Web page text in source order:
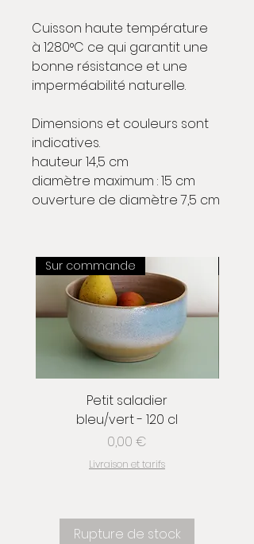
Cuisson haute température
à 1280°C ce qui garantit une
bonne résistance et une
imperméabilité naturelle.
Dimensions et couleurs sont
indicatives.
hauteur 14,5 cm
diamètre maximum : 15 cm
ouverture de diamètre 7,5 cm
Sur commande
Petit saladier
bleu/vert - 120 cl
Prix
0,00 €
Livraison et tarifs
Rupture de stock